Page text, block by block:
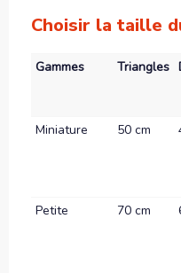
Choisir la taille
Gammes Triangles
Miniature
50 cm
Petite
70 cm